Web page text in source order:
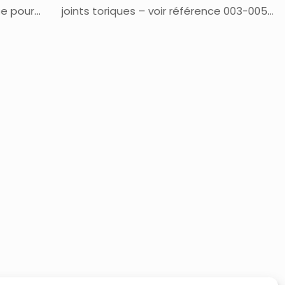
pour
joints toriques – voir référence 003-005-